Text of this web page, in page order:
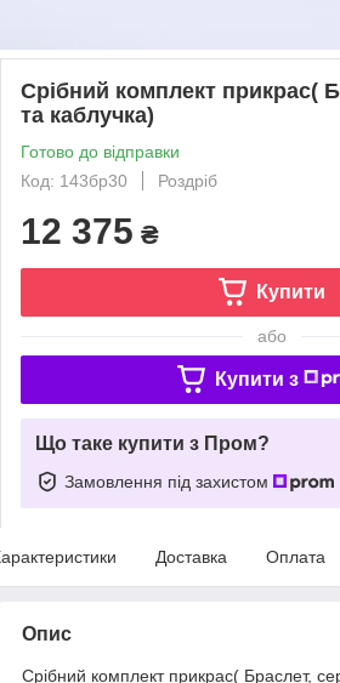
Срібний комплект прикрас(
та каблучка)
Готово до відправки
Код: 143бр30
Роздріб
12 375 ₴
Купити
або
Купити з
Що таке купити з Пром?
Замовлення під захистом
Доставка Оплата
Опис
Срібний комплект прикрас( Браслет,